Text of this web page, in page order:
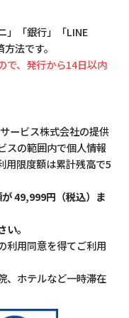
」「銀行」「LINE
法です。
で、発行から14日以内
ービス株式会社の提供
スの範囲内で個人情報
用限度額は累計残高で5
49,999円（税込）ま
。
利用同意を得てご利用
、ホテルなど一時滞在